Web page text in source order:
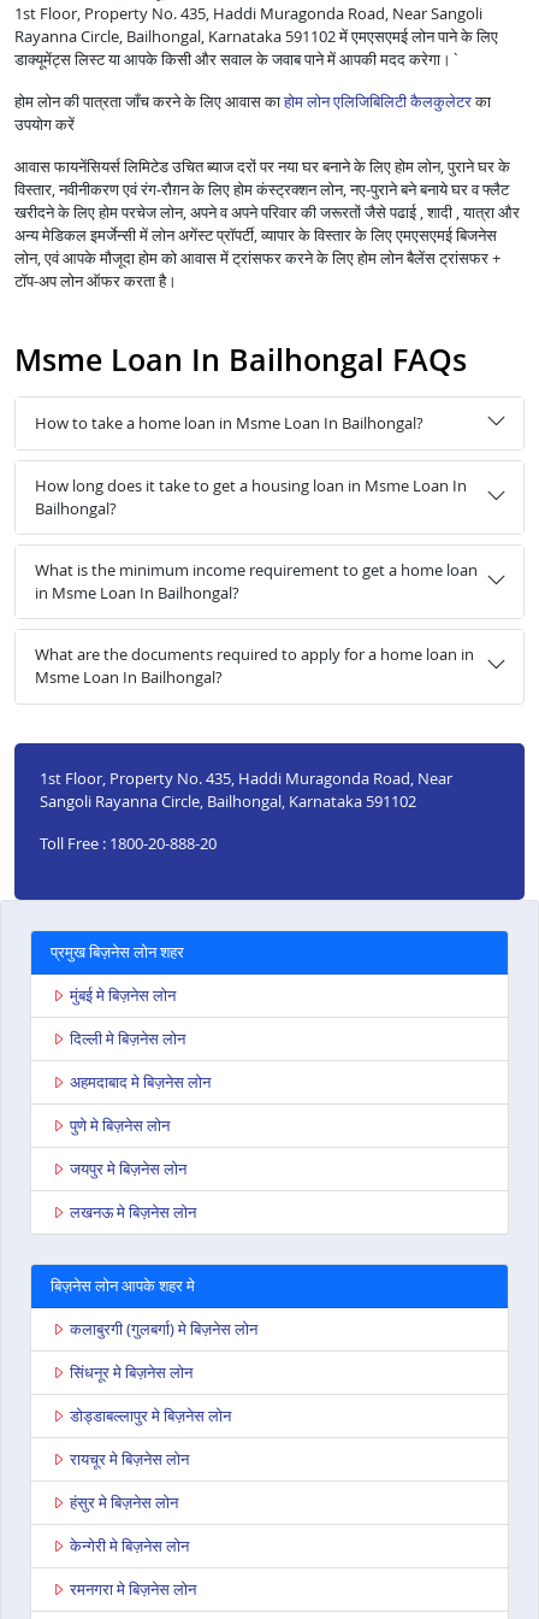
1st Floor, Property No. 435, Haddi Muragonda Road, Near Sangoli
Rayanna Circle, Bailhongal, Karnataka 591102 में एमएसएमई लोन पाने के लिए
डाक्यूमेंट्स लिस्ट या आपके किसी और सवाल के जवाब पाने में आपकी मदद करेगा।`
होम लोन की पात्रता जाँच करने के लिए आवास काहोम लोन एलिजिबिलिटी कैलकुलेटरका
उपयोग करें
आवास फायनेंसियर्स लिमिटेड उचित ब्याज दरों पर नया घर बनाने के लिए होम लोन, पुराने घर के
विस्तार, नवीनीकरण एवं रंग-रौग़न के लिए होम कंस्ट्रक्शन लोन, नए-पुराने बने बनाये घर व फ्लैट
खरीदने के लिए होम परचेज लोन, अपने व अपने परिवार की जरूरतों जैसे पढाई , शादी , यात्रा और
अन्य मेडिकल इमर्जेन्सी में लोन अगेंस्ट प्रॉपर्टी, व्यापार के विस्तार के लिए एमएसएमई बिजनेस
लोन, एवं आपके मौजूदा होम को आवास में ट्रांसफर करने के लिए होम लोन बैलेंस ट्रांसफर +
टॉप-अप लोन ऑफर करता है।
Msme Loan In Bailhongal FAQs
How to take a home loan in Msme Loan In Bailhongal?
How long does it take to get a housing loan in Msme Loan In
Bailhongal?
What is the minimum income requirement to get a home loan
in Msme Loan In Bailhongal?
What are the documents required to apply for a home loan in
Msme Loan In Bailhongal?
1st Floor, Property No. 435, Haddi Muragonda Road, Near
Sangoli Rayanna Circle, Bailhongal, Karnataka 591102
Toll Free : 1800-20-888-20
प्रमुख बिज़नेस लोन शहर
मुंबई मे बिज़नेस लोन
दिल्ली मे बिज़नेस लोन
अहमदाबाद मे बिज़नेस लोन
पुणे मे बिज़नेस लोन
जयपुर मे बिज़नेस लोन
लखनऊ मे बिज़नेस लोन
बिज़नेस लोन आपके शहर मे
कलाबुरगी (गुलबर्गा) मे बिज़नेस लोन
सिंधनूर मे बिज़नेस लोन
डोड्डाबल्लापुर मे बिज़नेस लोन
रायचूर मे बिज़नेस लोन
हंसुर मे बिज़नेस लोन
केन्गेरी मे बिज़नेस लोन
रमनगरा मे बिज़नेस लोन